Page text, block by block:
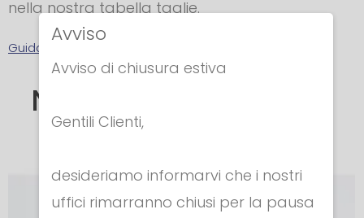
nella nostra tabella taglie.
Guida alle taglie Guanti
Nella stessa categoria
Avviso
Avviso di chiusura estiva
Gentili Clienti,
desideriamo informarvi che i nostri
uffici rimarranno chiusi per la pausa